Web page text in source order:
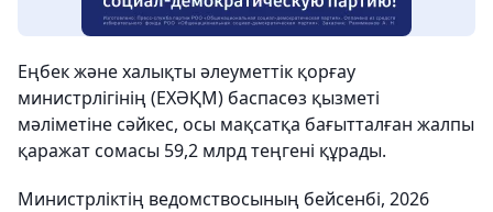
Еңбек және халықты әлеуметтік қорғау
министрлігінің (ЕХӘҚМ) баспасөз қызметі
мәліметіне сәйкес, осы мақсатқа бағытталған жалпы
қаражат сомасы 59,2 млрд теңгені құрады.
Министрліктің ведомствосының бейсенбі, 2026